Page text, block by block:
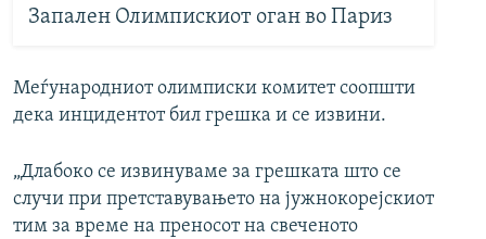
Запален Олимпискиот оган во Париз
Меѓународниот олимписки комитет соопшти
дека инцидентот бил грешка и се извини.
„Длабоко се извинуваме за грешката што се
случи при претставувањето на јужнокорејскиот
тим за време на преносот на свеченото